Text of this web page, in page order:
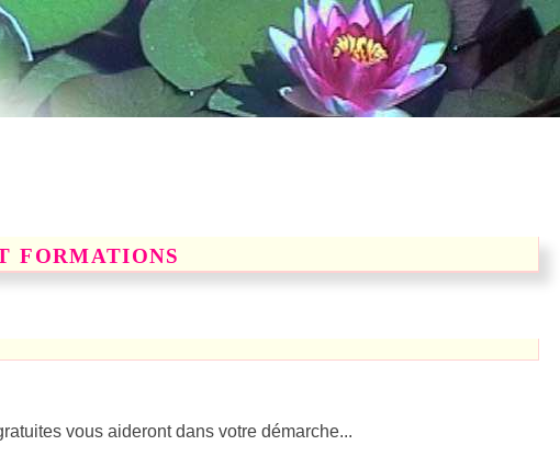
formations
vous aideront dans votre démarche...